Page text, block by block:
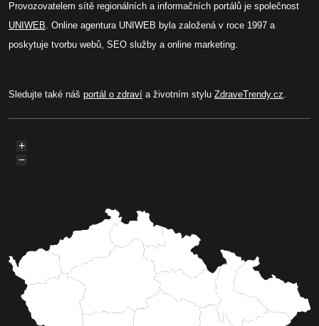
Provozovatelem sítě regionálních a informačních portálů je společnost
UNIWEB. Online agentura UNIWEB byla založená v roce 1997 a
poskytuje tvorbu webů, SEO služby a online marketing.
Sledujte také náš portál o zdraví a životním stylu ZdraveTrendy.cz.
+
−